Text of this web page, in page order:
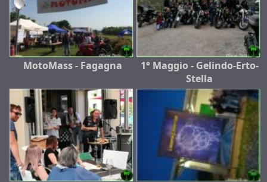
MotoMass - Fagagna
1° Maggio - Gelindo-Erto-
Stella